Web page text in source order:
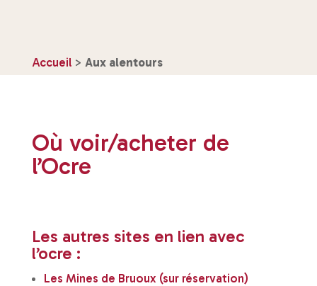
Accueil> Aux alentours
Où voir/acheter de
l’Ocre
Les autres sites en lien avec
l’ocre :
Les Mines de Bruoux (sur réservation)